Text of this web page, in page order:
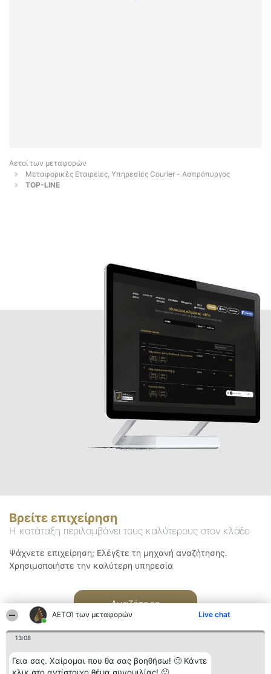
ΑΕΤΟΊ των μεταφορών Live chat
13:08
Γεια σας. Χαίρομαι που θα σας βοηθήσω! 🙂 Κάντε
Αετοί των μεταφορών
Μεταφορικές Εταιρείες, Υπηρεσίες Courier - Ασπρόπυργος
TOP-LINE
Βρείτε επιχείρηση
Η κατάταξη περιλαμβάνει τους καλύτερους στον κλάδο
Ψάχνετε επιχείρηση; Ελέγξτε τη μηχανή αναζήτησης.
Χρησιμοποιήστε την καλύτερη υπηρεσία
Αναζήτηση